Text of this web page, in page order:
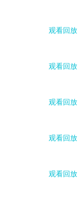
观看回放
观看回放
观看回放
观看回放
观看回放